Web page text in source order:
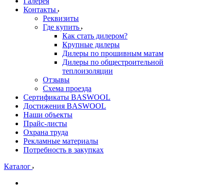
Контакты
Реквизиты
Где купить
Как стать дилером?
Крупные дилеры
Дилеры по прошивным матам
Дилеры по общестроительной
теплоизоляции
Отзывы
Схема проезда
Сертификаты BASWOOL
Достижения BASWOOL
Наши объекты
Прайс-листы
Охрана труда
Рекламные материалы
Потребность в закупках
Каталог